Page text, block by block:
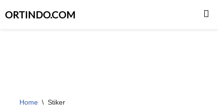
Home \ Stiker
ORTINDO.COM